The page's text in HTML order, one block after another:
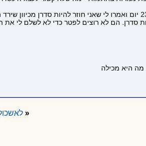
אחרי שנה ועשרה חודשים קידמו אותי להיות מזנונאי 4 חודשים ואחרי זה מקרין. בתור מקרין הייתי שנה וחודש. לפני שבוע חזרתי ממילואים של 23 יום
«